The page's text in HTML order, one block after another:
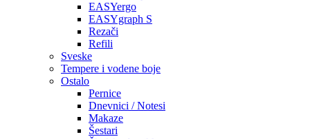
EASYergo
EASYgraph S
Rezači
Refili
Sveske
Tempere i vodene boje
Ostalo
Pernice
Dnevnici / Notesi
Makaze
Šestari